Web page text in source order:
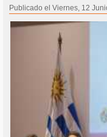
Publicado el Viernes, 12